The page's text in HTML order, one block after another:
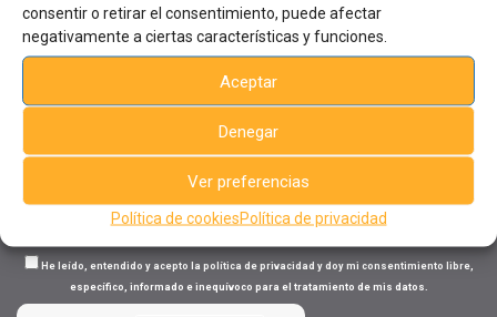
consentir o retirar el consentimiento, puede afectar
negativamente a ciertas características y funciones.
Aceptar
Denegar
Ver preferencias
Política de cookiesPolítica de privacidad
Suscríbete al boletín semanal de cursos
Tu nombre (requerido)
Tu correo electrónico (requerido)
He leído, entendido y acepto la política de privacidad y doy mi consentimiento libre,
específico, informado e inequívoco para el tratamiento de mis datos.